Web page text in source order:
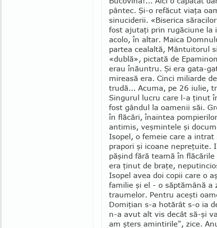
pântec. Şi-o refăcut viaţa
sinuciderii. «Biserica
fost ajutaţi prin rugăciune la
acolo, în altar. Maica
partea cealaltă, Mântui­torul
«dublă», pictată de
erau înăuntru. Şi era gata-
mireasă era. Cinci miliarde
trudă... Acuma, pe 26 iulie,
Singurul lucru care l-a ţinut
fost gândul la oamenii săi.
în flăcări, înaintea
anti­mis, veşmin­tele şi
Isopel, o femeie care a
prapori şi icoane nepreţuite.
păşind fără teamă în
era ţinut de braţe,
Isopel avea doi copii care o
familie şi el - o săptămână a
traumelor. Pentru aceşti
Domiţian s-a hotărât s-o ia
n-a avut alt vis decât să-şi
am şters amintirile", zice.